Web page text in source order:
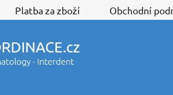
Platba za zboží Obchodní